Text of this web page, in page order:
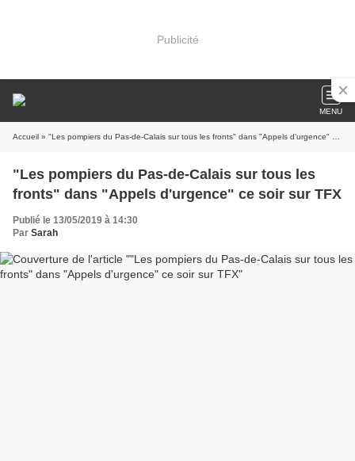
Publicité
MENU
Accueil » "Les pompiers du Pas-de-Calais sur tous les fronts" dans "Appels d'urgence" ce soir sur TFX
"Les pompiers du Pas-de-Calais sur tous les
fronts" dans "Appels d'urgence" ce soir sur TFX
Publié le 13/05/2019 à 14:30
Par Sarah